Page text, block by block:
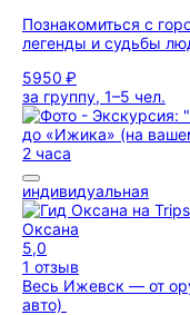
Познакомиться с
легенды и судьбы
5950 ₽
за группу, 1–5 чел.
2 часа
индивидуальная
Оксана
5,0
1 отзыв
Весь Ижевск — от
авто)